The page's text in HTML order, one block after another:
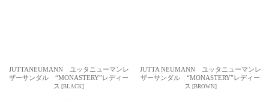
JUTTANEUMANN ユッタニューマンレ
ザーサンダル “MONASTERY”レディー
ス [BLACK]
JUTTA NEUMANN ユッタニューマンレ
ザーサンダル “MONASTERY”レディー
ス [BROWN]